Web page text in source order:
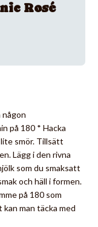
Rosé
någon
på 180 * Hacka
smör. Tillsätt
Lägg i den rivna
som du smaksatt
och häll i formen.
på 180 som
man täcka med